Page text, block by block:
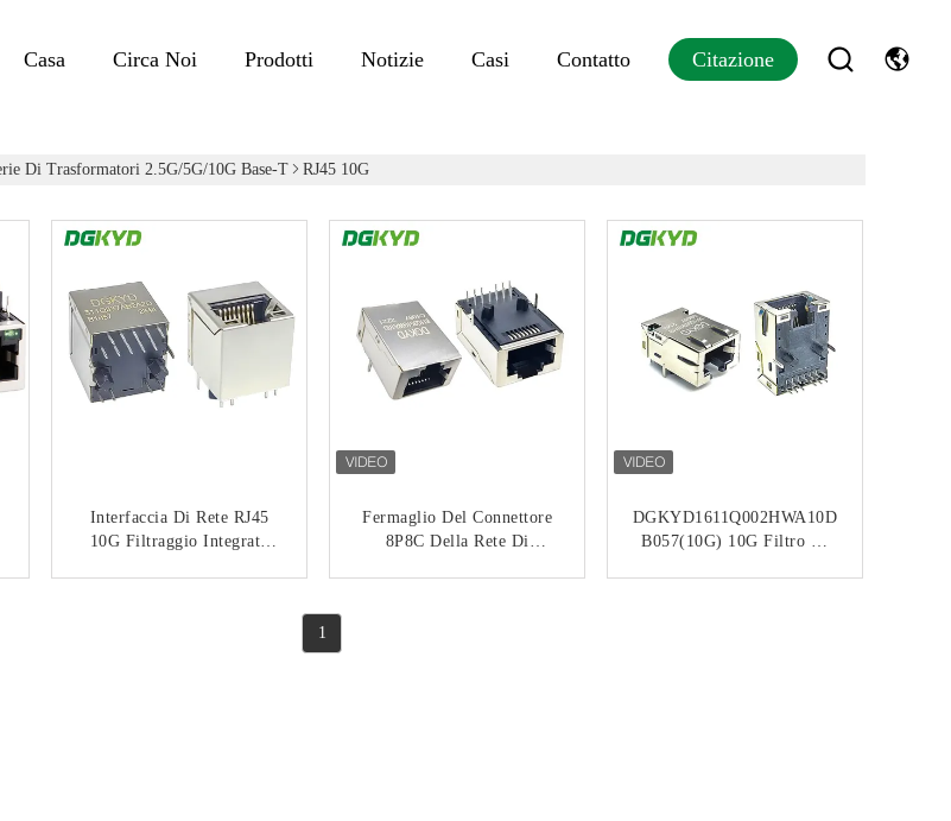
Casa Circa Noi Prodotti Notizie Casi Contatto Citazione
Di Trasformatori 2.5G/5G/10G Base-T RJ45 10G
Interfaccia Di Rete RJ45
10G Filtraggio Integrato
Fermaglio Del Connettore
8P8C Della Rete Di
DGKYD1611Q002HWA10D
B057(10G) 10G Filtro Di
1